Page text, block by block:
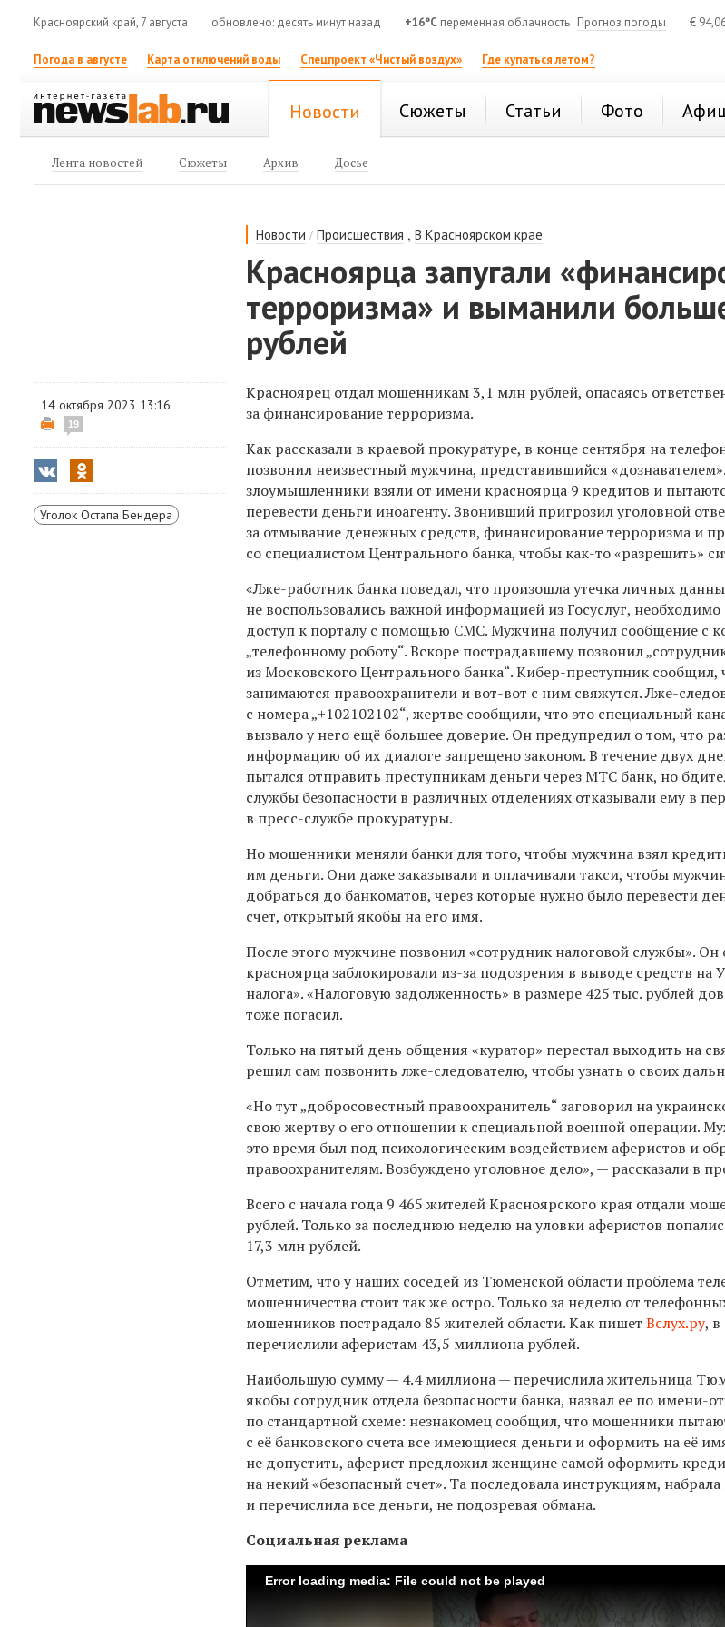
Красноярский край, 7 августа обновлено: десять минут назад +16°C переменная облачность Прогноз погоды €
Погода в августе Карта отключений воды Спецпроект «Чистый воздух» Где купаться летом?
Новости Сюжеты Статьи Фото
Лента новостей Сюжеты Архив Досье
Новости /Происшествия ,В Красноярском крае
Красноярца запугали
терроризма» и выманили
рублей
14 октября 2023 13:16
19
Уголок Остапа Бендера
Красноярец отдал мошенникам 3,1 млн рублей, опасаясь
за финансирование терроризма.
Как рассказали в краевой прокуратуре, в конце сентября на
позвонил неизвестный мужчина, представившийся
злоумышленники взяли от имени красноярца 9 кредитов и
перевести деньги иноагенту. Звонивший пригрозил уголовной
за отмывание денежных средств, финансирование терроризма и
со специалистом Центрального банка, чтобы как-то «разрешить»
«Лже-работник банка поведал, что произошла утечка личных
не воспользовались важной информацией из Госуслуг, необходимо
доступ к порталу с помощью СМС. Мужчина получил сообщение с
„телефонному роботу“. Вскоре пострадавшему позвонил
из Московского Центрального банка“. Кибер-преступник сообщил,
занимаются правоохранители и вот-вот с ним свяжутся. Лже-
с номера „+102102102“, жертве сообщили, что это специальный
вызвало у него ещё большее доверие. Он предупредил о том, что
информацию об их диалоге запрещено законом. В течение двух
пытался отправить преступникам деньги через МТС банк, но
службы безопасности в различных отделениях отказывали ему в
в пресс-службе прокуратуры.
Но мошенники меняли банки для того, чтобы мужчина взял
им деньги. Они даже заказывали и оплачивали такси, чтобы
добраться до банкоматов, через которые нужно было перевести
счет, открытый якобы на его имя.
После этого мужчине позвонил «сотрудник налоговой службы». Он
красноярца заблокировали из-за подозрения в выводе средств на
налога». «Налоговую задолженность» в размере 425 тыс. рублей
тоже погасил.
Только на пятый день общения «куратор» перестал выходить на
решил сам позвонить лже-следователю, чтобы узнать о своих
«Но тут „добросовестный правоохранитель“ заговорил на
свою жертву о его отношении к специальной военной операции.
это время был под психологическим воздействием аферистов и
правоохранителям. Возбуждено уголовное дело», — рассказали в
Всего с начала года 9 465 жителей Красноярского края отдали
рублей. Только за последнюю неделю на уловки аферистов
17,3 млн рублей.
Отметим, что у наших соседей из Тюменской области проблема
мошенничества стоит так же остро. Только за неделю от
мошенников пострадало 85 жителей области. Как пишетВслух.ру,
перечислили аферистам 43,5 миллиона рублей.
Наибольшую сумму — 4.4 миллиона — перечислила жительница
якобы сотрудник отдела безопасности банка, назвал ее по имени-
по стандартной схеме: незнакомец сообщил, что мошенники
с её банковского счета все имеющиеся деньги и оформить на её
не допустить, аферист предложил женщине самой оформить
на некий «безопасный счет». Та последовала инструкциям,
и перечислила все деньги, не подозревая обмана.
Социальная реклама
Error loading media: File could not be played